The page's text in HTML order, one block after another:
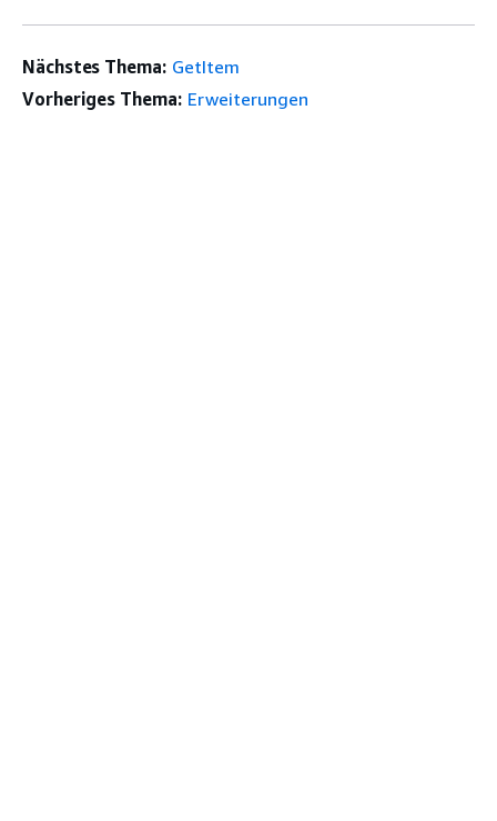
Nächstes Thema: GetItem
Vorheriges Thema: Erweiterungen